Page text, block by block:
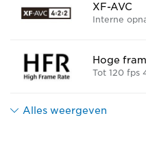
XF-AVC
Interne
Hoge
Tot 120 fps
Alles weergeven